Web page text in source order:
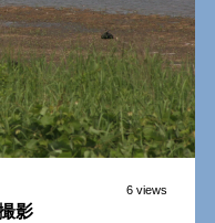
6 views
影